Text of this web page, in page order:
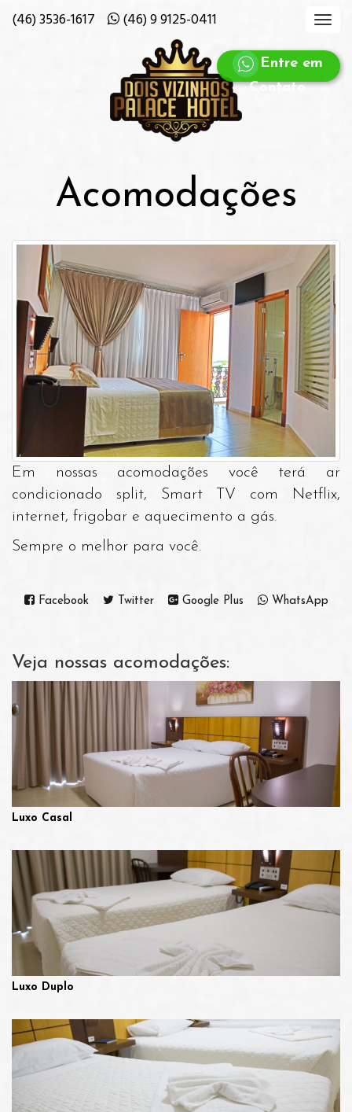
(46) 3536-1617 (46) 9 9125-0411
Acomodações
Em nossas acomodações você terá ar
condicionado split, Smart TV com Netflix,
internet, frigobar e aquecimento a gás.
Sempre o melhor para você.
Facebook Twitter Google Plus WhatsApp
Veja nossas acomodações:
Luxo Casal
Luxo Duplo
Entre em
Contato